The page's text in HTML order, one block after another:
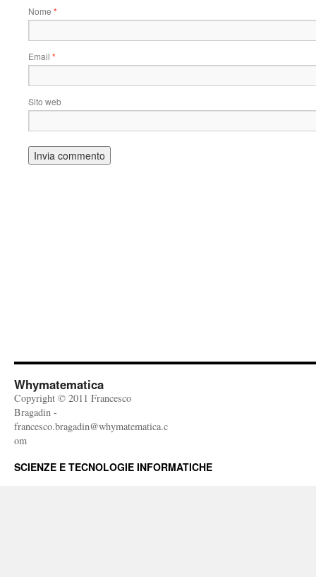
Nome *
Email *
Sito web
Whymatematica
Copyright © 2011 Francesco
Bragadin -
francesco.bragadin@whymatematica.c
om
SCIENZE E TECNOLOGIE INFORMATICHE